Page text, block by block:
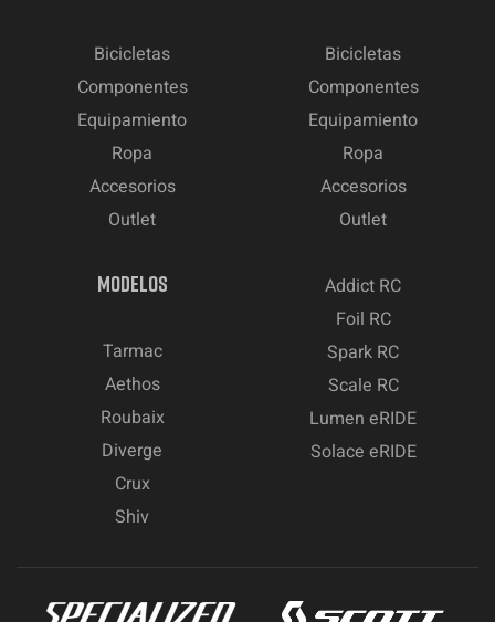
Bicicletas
Componentes
Equipamiento
Ropa
Accesorios
Outlet
Bicicletas
Componentes
Equipamiento
Ropa
Accesorios
Outlet
MODELOS
Tarmac
Aethos
Roubaix
Diverge
Crux
Shiv
Addict RC
Foil RC
Spark RC
Scale RC
Lumen eRIDE
Solace eRIDE